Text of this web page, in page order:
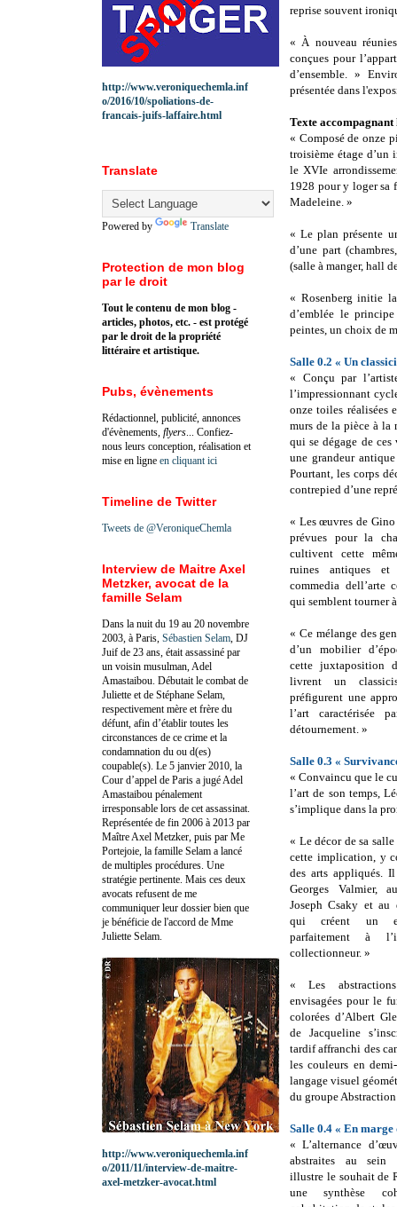
reprise souvent
« À nouveau
conçues pour
d’ensemble. »
présentée dans
Texte
« Composé de onze
troisième étage d’un
le XVIe
1928 pour y loger sa
Madeleine. »
« Le plan présente
d’une part
(salle à manger, hall
« Rosenberg initie
d’emblée le
peintes, un choix de
Salle 0.2 « Un
« Conçu par
l’impressionnant
onze toiles réalisées
murs de la pièce à la
qui se dégage de
une grandeur
Pourtant, les corps
contrepied d’une
« Les œuvres de
prévues pour la
cultivent cette
ruines antiques et
commedia dell’arte
qui semblent tourner
« Ce mélange des
d’un mobilier
cette juxtaposition
livrent un
préfigurent une
l’art caractérisée
détournement. »
Salle 0.3 «
« Convaincu que le
l’art de son temps,
s’implique dans la
« Le décor de sa
cette implication, y
des arts appliqués.
Georges Valmier,
Joseph Csaky et au
qui créent un
parfaitement à
collectionneur. »
« Les
envisagées pour le
colorées d’Albert
de Jacqueline
tardif affranchi des
les couleurs en
langage visuel
du groupe
Salle 0.4 « En
« L’alternance
abstraites au sein
illustre le souhait de
une synthèse
http://www.veroniquechemla.inf
o/2016/10/spoliations-de-
francais-juifs-laffaire.html
Translate
Powered by Translate
Protection de mon blog
par le droit
Tout le contenu de mon blog -
articles, photos, etc. - est protégé
par le droit de la propriété
littéraire et artistique.
Pubs, évènements
Rédactionnel, publicité, annonces
d'évènements, flyers ... Confiez-
nous leurs conception, réalisation et
mise en ligne en cliquant ici
Timeline de Twitter
Tweets de @VeroniqueChemla
Interview de Maitre Axel
Metzker, avocat de la
famille Selam
Dans la nuit du 19 au 20 novembre
2003, à Paris, Sébastien Selam , DJ
Juif de 23 ans, était assassiné par
un voisin musulman, Adel
Amastaibou. Débutait le combat de
Juliette et de Stéphane Selam,
respectivement mère et frère du
défunt, afin d’établir toutes les
circonstances de ce crime et la
condamnation du ou d(es)
coupable(s). Le 5 janvier 2010, la
Cour d’appel de Paris a jugé Adel
Amastaibou pénalement
irresponsable lors de cet assassinat.
Représentée de fin 2006 à 2013 par
Maître Axel Metzker, puis par Me
Portejoie, la famille Selam a lancé
de multiples procédures. Une
stratégie pertinente. Mais ces deux
avocats refusent de me
communiquer leur dossier bien que
je bénéficie de l'accord de Mme
Juliette Selam.
http://www.veroniquechemla.inf
o/2011/11/interview-de-maitre-
axel-metzker-avocat.html